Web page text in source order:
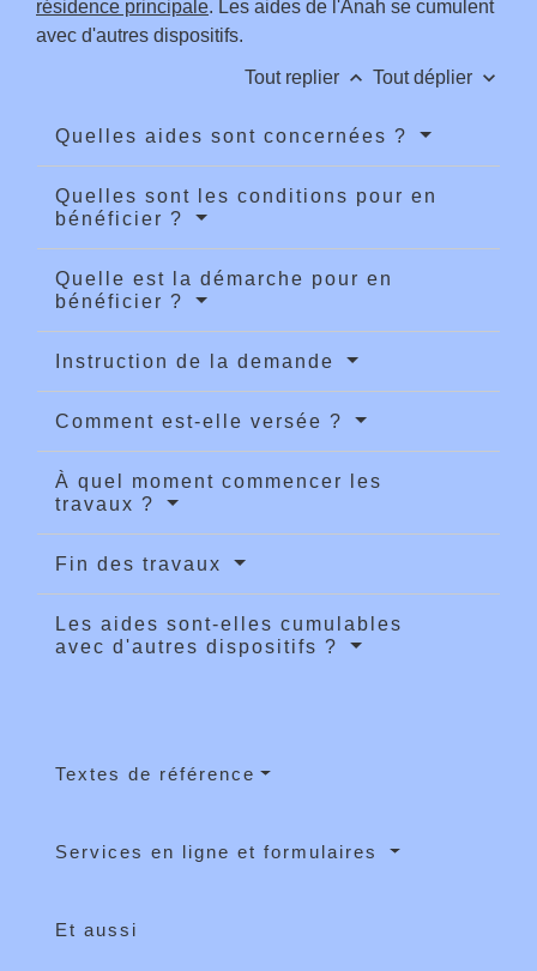
résidence principale. Les aides de l'Anah se cumulent
avec d'autres dispositifs.
Tout replier keyboard_arrow_up Tout déplier keyboard_arrow_down
Quelles aides sont concernées ?
Quelles sont les conditions pour en
bénéficier ?
Quelle est la démarche pour en
bénéficier ?
Instruction de la demande
Comment est-elle versée ?
À quel moment commencer les
travaux ?
Fin des travaux
Les aides sont-elles cumulables
avec d'autres dispositifs ?
Textes de référence
Services en ligne et formulaires
Et aussi